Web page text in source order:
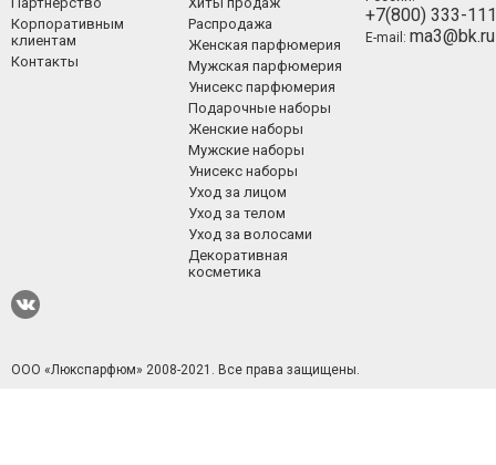
Корпоративным
клиентам
Контакты
Распродажа
Женская парфюмерия
Мужская парфюмерия
Унисекс парфюмерия
Подарочные наборы
Женские наборы
Мужские наборы
Унисекс наборы
Уход за лицом
Уход за телом
Уход за волосами
Декоративная
косметика
+7(800) 333-
E-mail: ma3@bk.ru
ООО «Люкспарфюм» 2008-2021. Все права защищены.